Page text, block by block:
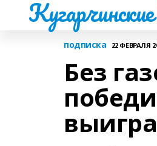
подписка 22 ФЕВРАЛЯ
Без